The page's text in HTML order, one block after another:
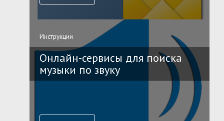
Инструкции
Онлайн-сервисы для поиска
музыки по звуку